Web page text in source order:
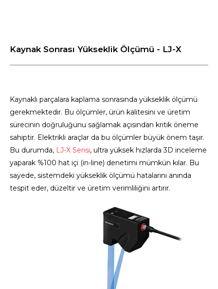
Kaynak Sonrası Yükseklik Ölçümü - LJ-X
Kaynaklı parçalara kaplama sonrasında yükseklik ölçümü
gerekmektedir. Bu ölçümler, ürün kalitesini ve üretim
sürecinin doğruluğunu sağlamak açısından kritik öneme
sahiptir. Elektrikli araçlar da bu ölçümler büyük önem taşır.
Bu durumda, LJ-X Serisi, ultra yüksek hızlarda 3D inceleme
yaparak %100 hat içi (in-line) denetimi mümkün kılar. Bu
sayede, sistemdeki yükseklik ölçümü hatalarını anında
tespit eder, düzeltir ve üretim verimliliğini artırır.